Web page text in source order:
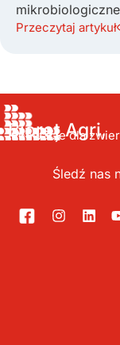
Przeczytaj artykuł
Bioret Agri,
Innowacje dla
Śledź nas